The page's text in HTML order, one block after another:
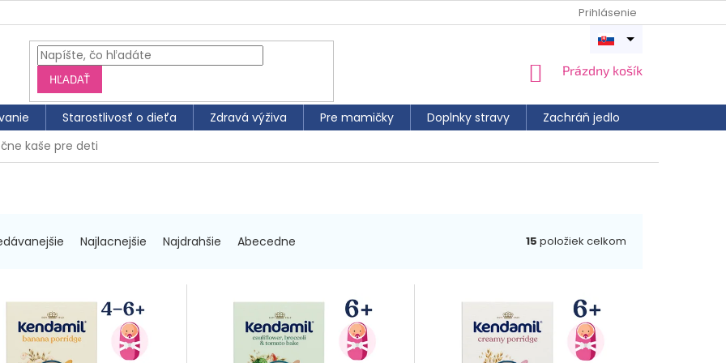
Prihlásenie
HĽADAŤ
NÁKUPNÝ
Prázdny košík
Starostlivosť o dieťa Zdravá výživa Pre mamičky Doplnky stravy Zachráň jedlo
Otvoriť
kaše pre deti
Najlacnejšie Najdrahšie Abecedne 15 položiek celkom